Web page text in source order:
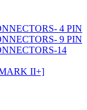
4 PIN
9 PIN
14
II+]